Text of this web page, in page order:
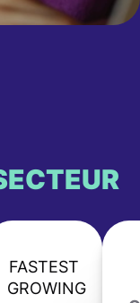
FASTEST
GROWING